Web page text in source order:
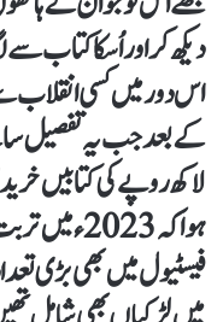
دیکھ کر اور اُسکا کتاب سے
اس دور میں کسی انقلاب
لاکھ روپے کی کتابیں
ہوا کہ
فیسٹیول میں بھی بڑی